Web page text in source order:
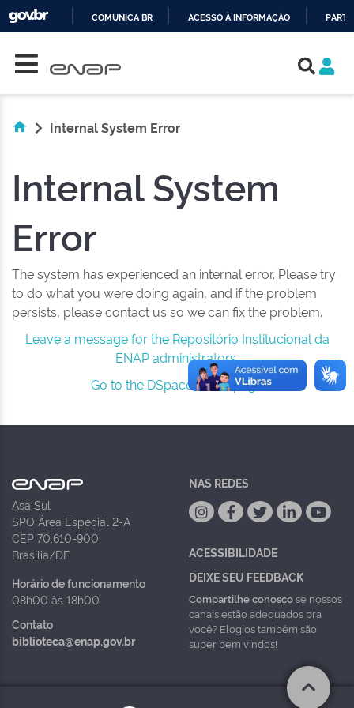
COMUNICA BR ACESSO À INFORMAÇÃO
Internal System Error
Internal System
Error
The system has experienced an internal error. Please try
to do what you were doing again, and if the problem
persists, please contact us so we can fix the problem.
Leave a message for the Repositório Institucional da
ENAP administrators.
Go to the DSpace home page
Asa Sul
SPO Área Especial 2-A
CEP 70.610-900
Brasília/DF
Horário de funcionamento
08h00 às 18h00
Contato
biblioteca@enap.gov.br
NAS REDES
ACESSIBILIDADE
DEIXE SEU FEEDBACK
Compartilhe conoscose nossos
canais estão adequados pra
você? Elogios também são
super bem vindos!